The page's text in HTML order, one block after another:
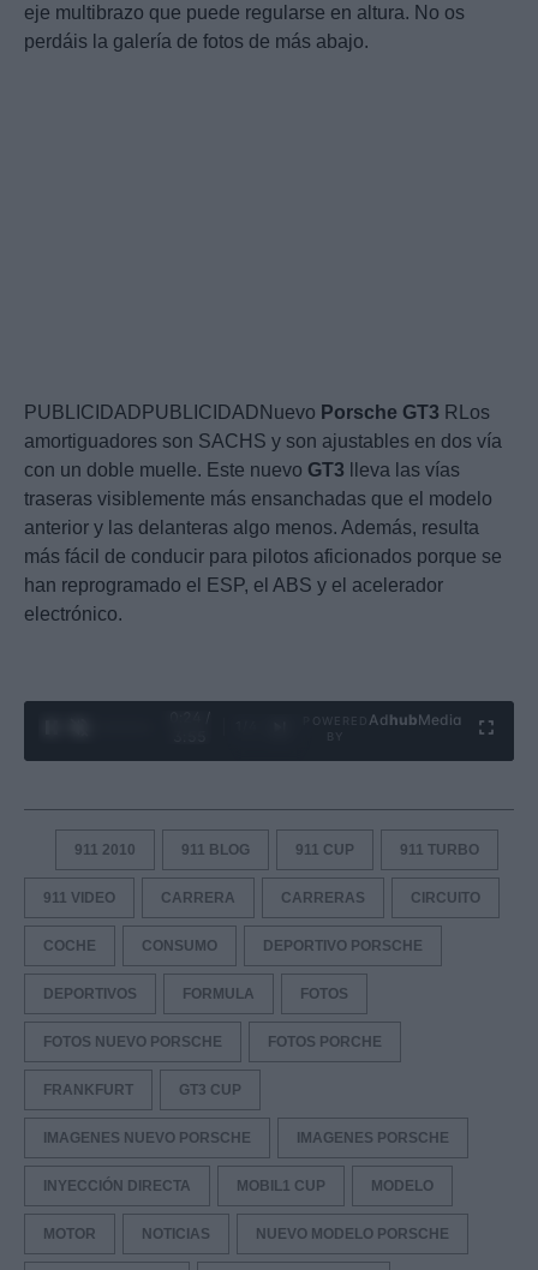
eje multibrazo que puede regularse en altura. No os
perdáis la galería de fotos de más abajo.
PUBLICIDADPUBLICIDADNuevo Porsche GT3 RLos
amortiguadores son SACHS y son ajustables en dos vía
con un doble muelle. Este nuevo GT3 lleva las vías
traseras visiblemente más ensanchadas que el modelo
anterior y las delanteras algo menos. Además, resulta
más fácil de conducir para pilotos aficionados porque se
han reprogramado el ESP, el ABS y el acelerador
electrónico.
0:25 /
Ad hubMedia
911 2010 911 BLOG 911 CUP 911 TURBO
911 VIDEO CARRERA CARRERAS CIRCUITO
COCHE CONSUMO DEPORTIVO PORSCHE
DEPORTIVOS FORMULA FOTOS
FOTOS NUEVO PORSCHE FOTOS PORCHE
FRANKFURT GT3 CUP
IMAGENES NUEVO PORSCHE IMAGENES PORSCHE
INYECCIÓN DIRECTA MOBIL1 CUP MODELO
MOTOR NOTICIAS NUEVO MODELO PORSCHE